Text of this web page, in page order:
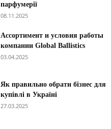
парфумерії
08.11.2025
Ассортимент и условия работы
компании Global Ballistics
03.04.2025
Як правильно обрати бізнес для
купівлі в Україні
27.03.2025